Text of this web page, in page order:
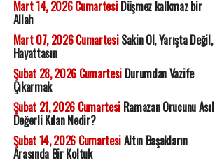
Mart 14, 2026 CumartesiDüşmez kalkmaz bir
Allah
Mart 07, 2026 CumartesiSakin Ol, Yarışta Değil,
Hayattasın
Şubat 28, 2026 CumartesiDurumdan Vazife
Çıkarmak
Şubat 21, 2026 CumartesiRamazan Orucunu Asıl
Değerli Kılan Nedir?
Şubat 14, 2026 CumartesiAltın Başakların
Arasında Bir Koltuk